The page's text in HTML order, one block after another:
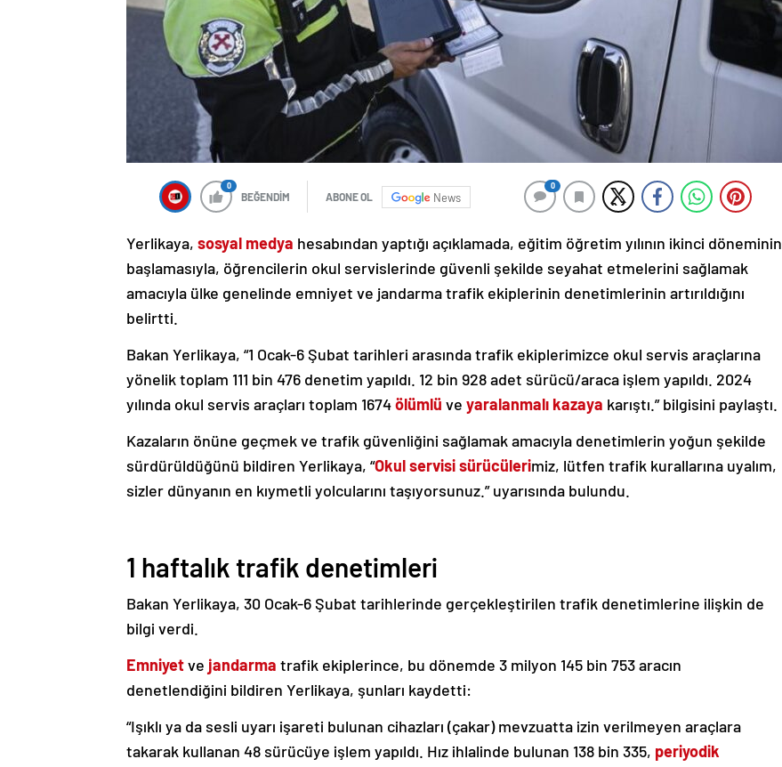
0
BEĞENDİM ABONE OL News
0
Yerlikaya, sosyal medya hesabından yaptığı açıklamada, eğitim öğretim yılının ikinci döneminin
başlamasıyla, öğrencilerin okul servislerinde güvenli şekilde seyahat etmelerini sağlamak
amacıyla ülke genelinde emniyet ve jandarma trafik ekiplerinin denetimlerinin artırıldığını
belirtti.
Bakan Yerlikaya, “1 Ocak-6 Şubat tarihleri arasında trafik ekiplerimizce okul servis araçlarına
yönelik toplam 111 bin 476 denetim yapıldı. 12 bin 928 adet sürücü/araca işlem yapıldı. 2024
yılında okul servis araçları toplam 1674ölümlü ve yaralanmalı kazaya karıştı.” bilgisini paylaştı.
Kazaların önüne geçmek ve trafik güvenliğini sağlamak amacıyla denetimlerin yoğun şekilde
sürdürüldüğünü bildiren Yerlikaya, “Okul servisi sürücülerimiz, lütfen trafik kurallarına uyalım,
sizler dünyanın en kıymetli yolcularını taşıyorsunuz.” uyarısında bulundu.
1 haftalık trafik denetimleri
Bakan Yerlikaya, 30 Ocak-6 Şubat tarihlerinde gerçekleştirilen trafik denetimlerine ilişkin de
bilgi verdi.
Emniyetve jandarma trafik ekiplerince, bu dönemde 3 milyon 145 bin 753 aracın
denetlendiğini bildiren Yerlikaya, şunları kaydetti:
“Işıklı ya da sesli uyarı işareti bulunan cihazları (çakar) mevzuatta izin verilmeyen araçlara
takarak kullanan 48 sürücüye işlem yapıldı. Hız ihlalinde bulunan 138 bin 335, periyodik